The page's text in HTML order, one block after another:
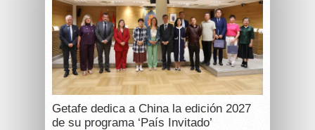
Getafe dedica a China la edición 2027
de su programa ‘País Invitado’